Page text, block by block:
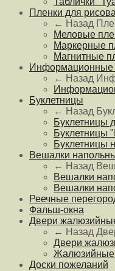
Пленки для
← Назад
Меловые
Маркерные
Магнитные
Информационные
← Назад
Буклетницы
← Назад
Буклетницы
Буклетницы
Буклетницы
Вешалки
← Назад
Вешалки
Вешалки
Реечные
Фальш-окна
Двери
← Назад
Двери
Доски пожеланий